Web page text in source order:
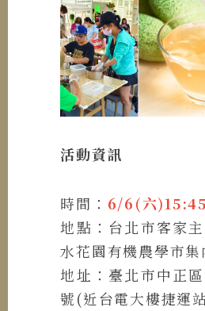
活動資訊
時間： 6/6(六
地點：台北市客家主
水花園有機農學市集
地址：臺北市中正
號(近台電大樓捷運